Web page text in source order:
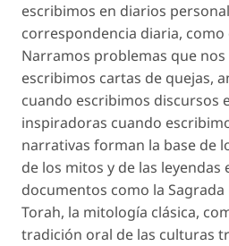
escribimos en diarios
correspondencia diaria,
Narramos problemas que
escribimos cartas de quejas,
cuando escribimos discursos
inspiradoras cuando
narrativas forman la base de
de los mitos y de las
documentos como la Sagrada
Torah, la mitología clásica,
tradición oral de las culturas